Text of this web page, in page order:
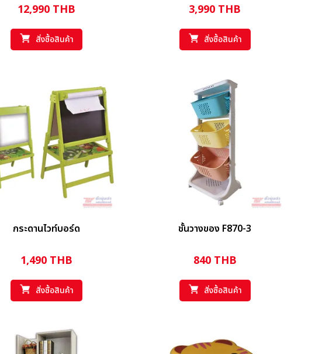
12,990 THB
สั่งซื้อสินค้า
3,990 THB
สั่งซื้อสินค้า
กระดานไวท์บอร์ด
1,490 THB
สั่งซื้อสินค้า
ชั้นวางของ F870-3
840 THB
สั่งซื้อสินค้า